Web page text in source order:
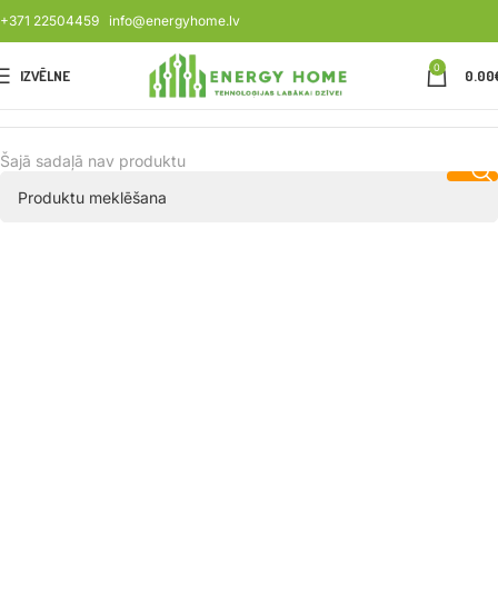
+371 22504459 info@energyhome.lv
IZVĒLNE 0 0.00
Šajā sadaļā nav produktu